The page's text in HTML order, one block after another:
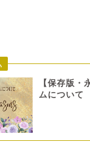
【保存版・
ムについて